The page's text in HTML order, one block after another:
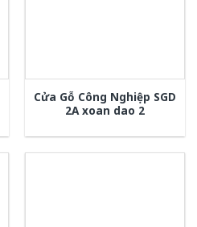
Cửa Gỗ Công Nghiệp SGD
2A xoan dao 2